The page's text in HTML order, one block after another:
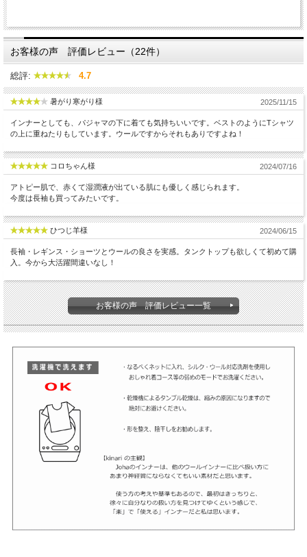
お客様の声 評価レビュー（22件）
総評: 4.7
暑がり寒がり様 2025/11/15
インナーとしても、パジャマの下に着ても気持ちいいです。ベストのようにTシャツ
の上に重ねたりもしています。ウールですからそれもありですよね！
コロちゃん様 2024/07/16
アトピー肌で、赤くて湿潤液が出ている肌にも優しく感じられます。
今度は長袖も買ってみたいです。
ひつじ羊様 2024/06/15
長袖・レギンス・ショーツとウールの良さを実感。タンクトップも欲しくて初めて購
入。今から大活躍間違いなし！
お客様の声 評価レビュー一覧